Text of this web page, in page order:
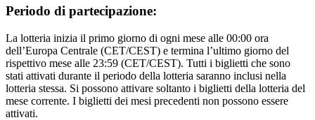
Periodo di partecipazione:
La lotteria inizia il primo giorno di ogni mese alle 00:00 ora
dell’Europa Centrale (CET/CEST) e termina l’ultimo giorno del
rispettivo mese alle 23:59 (CET/CEST). Tutti i biglietti che sono
stati attivati durante il periodo della lotteria saranno inclusi nella
lotteria stessa. Si possono attivare soltanto i biglietti della lotteria del
mese corrente. I biglietti dei mesi precedenti non possono essere
attivati.